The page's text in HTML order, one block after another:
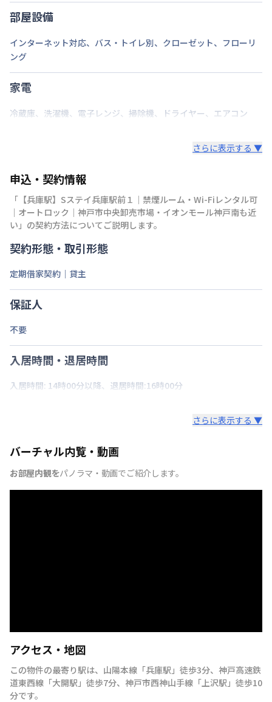
部屋設備
インターネット対応、 バス・トイレ別、 クローゼット、 フローリ
ング
家電
冷蔵庫、 洗濯機、 電子レンジ、 掃除機、 ドライヤー、 エアコン
さらに表示する ▼
申込・契約情報
「 【兵庫駅】Sステイ兵庫駅前１｜禁煙ルーム・Wi-Fiレンタル可
｜オートロック｜神戸市中央卸売市場・イオンモール神戸南も近
い 」の契約方法についてご説明します。
契約形態・取引形態
定期借家契約｜貸主
保証人
不要
入居時間・退居時間
入居時間: 14時00分以降、退居時間:16時00分
さらに表示する ▼
バーチャル内覧・動画
お部屋内観をパノラマ・動画でご紹介します。
アクセス・地図
この物件の最寄り駅は、 山陽本線 「兵庫駅 」 徒歩3分、 神戸高速鉄
道東西線 「大開駅 」 徒歩7分、 神戸市西神山手線 「上沢駅 」 徒歩10
分です。